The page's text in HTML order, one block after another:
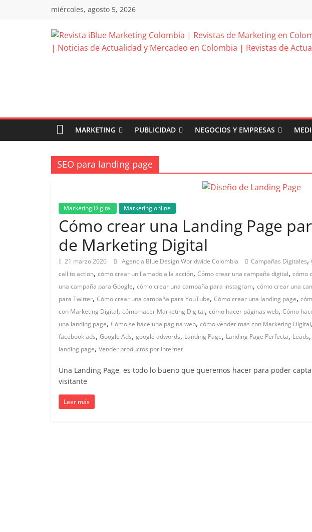
miércoles, agosto 5, 2026
Revista
Marketing
Colombia
|
de
Marketing
en
Colombia
|
Revistas
de
Publicidad
MARKETING PUBLICIDAD NEGOCIOS Y EMPRESAS
SEO para landing page
Marketing Digital Marketing online
Cómo crear una Landing Page
de Marketing Digital
21 marzo 2020 Agencia Blue Design Worldwide Colombia Campañas Digitales,
call to action, cómo crear un llamado a la acción, Cómo crear una campaña digital, cómo
una campaña para Google, cómo crear una campaña para instagram, cómo crear una
para Twitter, Cómo crear una campaña para YouTube, Cómo crear una landing page,
con Marketing Digital, cómo hacer Marketing Digital, cómo hacer páginas web, Cómo
una landing page, Cómo se hace una página web, cómo vender más con Marketing Digital,
facebook ads, Google Ads, google adwords, Landing Page, Landing Page Perfecta, Leads,
landing page, Vender productos por Internet
Una Landing Page, es todo lo bueno que queremos hacer para poder
visitante
Leer más